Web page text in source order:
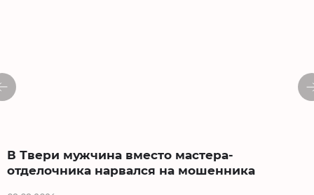
В Твери мужчина вместо мастера-
отделочника нарвался на мошенника